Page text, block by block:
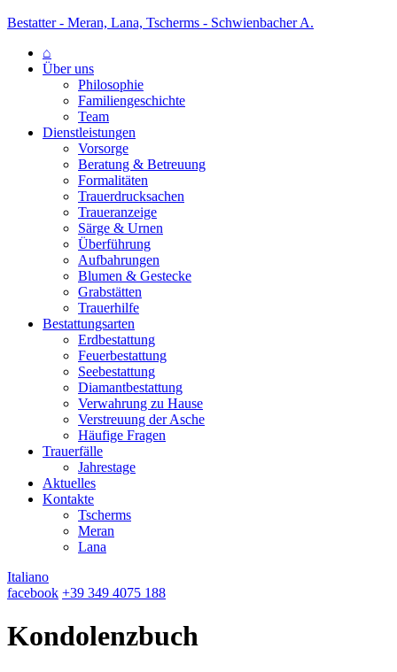
Bestatter - Meran, Lana, Tscherms - Schwienbacher A.
⌂
Über uns
Philosophie
Familiengeschichte
Team
Dienstleistungen
Vorsorge
Beratung & Betreuung
Formalitäten
Trauerdrucksachen
Traueranzeige
Särge & Urnen
Überführung
Aufbahrungen
Blumen & Gestecke
Grabstätten
Trauerhilfe
Bestattungsarten
Erdbestattung
Feuerbestattung
Seebestattung
Diamantbestattung
Verwahrung zu Hause
Verstreuung der Asche
Häufige Fragen
Trauerfälle
Jahrestage
Aktuelles
Kontakte
Tscherms
Meran
Lana
Italiano
facebook +39 349 4075 188
Kondolenzbuch